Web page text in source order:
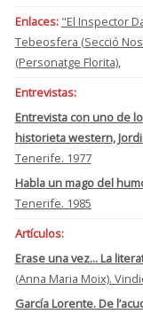
Enlaces: "El Inspector
Tebeosfera (Secció
(Personatge Florita),
Entrevistas:
Entrevista con uno de
historieta western,
Tenerife. 1977
Habla un mago del
Tenerife. 1985
Artículos:
Erase una vez... La
(Anna Maria Moix).
García Lorente. De